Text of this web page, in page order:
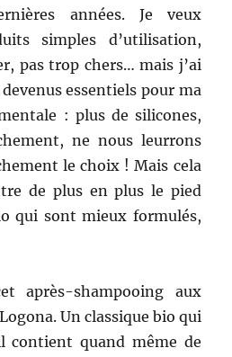
années. Je veux
simples d’utilisation,
pas trop chers… mais j’ai
essentiels pour ma
: plus de silicones,
ne nous leurrons
le choix ! Mais cela
de plus en plus le pied
qui sont mieux formulés,
après-shampooing aux
Un classique bio qui
contient quand même de